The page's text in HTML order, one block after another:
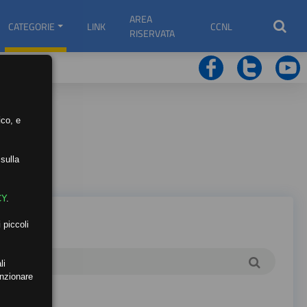
CATEGORIE LINK
AREA
RISERVATA
CCNL
e
.
piccoli